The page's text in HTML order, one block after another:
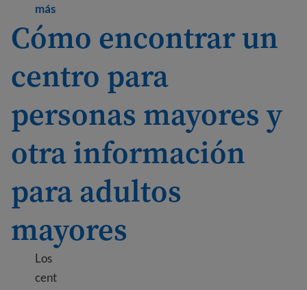
másLearn more about Childcare options
Cómo encontrar un
centro para
personas mayores y
otra información
para adultos
mayores
Los
cent